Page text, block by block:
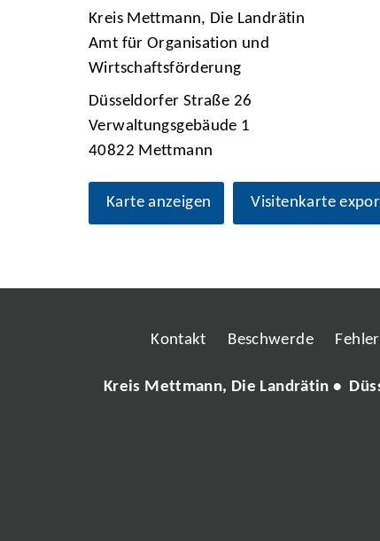
Kreis Mettmann, Die Landrätin
Amt für Organisation und
Wirtschaftsförderung
Düsseldorfer Straße 26
Verwaltungsgebäude 1
40822 Mettmann
Karte anzeigen Visitenkarte
Kontakt Beschwerde
Kreis Mettmann, Die Landrätin •